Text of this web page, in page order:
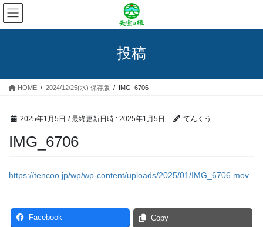
コ
ン
テ
ス
ナ
ビ
ゲ
ン
投稿
HOME 2024/12/25(水) 保存版 IMG_6706
2025年1月5日 / 最終更新日時 : 2025年1月5日 てんくう
IMG_6706
https://tencoo.jp/wp/wp-content/uploads/2025/01/IMG_6706.mov
Facebook Copy